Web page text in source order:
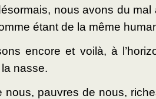
nous avons du
étant de la même
encore et voilà, à
nasse.
nous, pauvres de nous,